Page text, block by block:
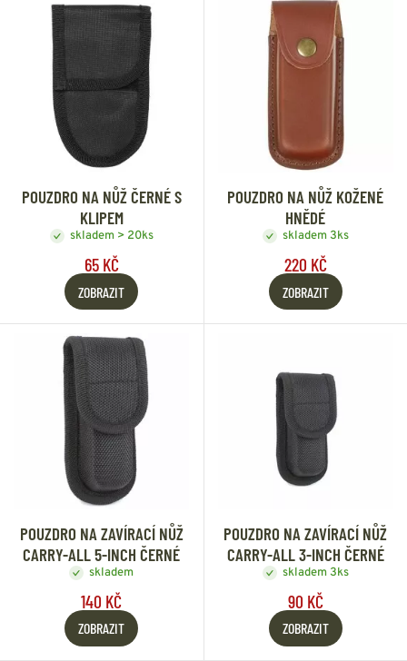
POUZDRO NA NŮŽ ČERNÉ S
KLIPEM
skladem > 20ks
65 KČ
ZOBRAZIT
POUZDRO NA NŮŽ KOŽENÉ
HNĚDÉ
skladem 3ks
220 KČ
ZOBRAZIT
POUZDRO NA ZAVÍRACÍ NŮŽ
CARRY-ALL 5-INCH ČERNÉ
skladem
140 KČ
ZOBRAZIT
POUZDRO NA ZAVÍRACÍ NŮŽ
CARRY-ALL 3-INCH ČERNÉ
skladem 3ks
90 KČ
ZOBRAZIT